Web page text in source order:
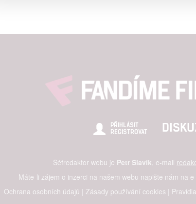
PŘIHLÁSIT
REGISTROVAT
Šéfredaktor webu je Petr Slavík , e-mail
Máte-li zájem o inzerci na našem webu napište nám na
Ochrana osobních údajů | Zásady používání cookies |
služeb
možnost: Zajištění bezpečnosti, předcházení a zjišťování
Poskytování a zobrazování reklamy a obsahu